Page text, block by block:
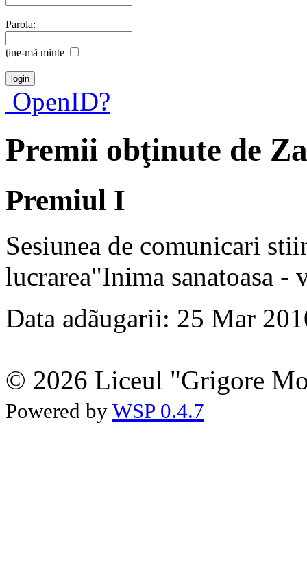
Parola:
ţine-mã minte
OpenID?
Premii obţinute de
Premiul I
Sesiunea de comunicari
lucrarea"Inima sanatoasa -
Data adãugarii: 25 Mar
© 2026 Liceul "Grigore
Powered by WSP 0.4.7